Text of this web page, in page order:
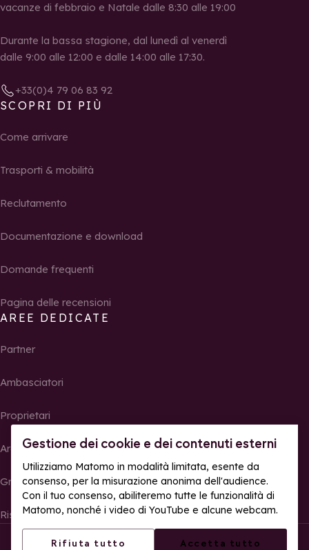
Gestione dei cookie e dei contenuti esterni
Utilizziamo Matomo in modalità limitata, esente da
consenso, per la misurazione anonima dell'audience.
Con il tuo consenso, abiliteremo tutte le funzionalità di
Matomo, nonché i video di YouTube e alcune webcam.
Rifiuta tutto Accetta tutto
vacanze di febbraio e Natale dalle 8:30 alle 19:00
Durante la bassa stagione, dal lunedì al venerdì
dalle 9:00 alle 12:00 e dalle 14:00 alle 17:30.
+33(0)4 79 06 83 92
SCOPRI DI PIÙ
Come arrivare
Trasporti & mobilità
Reclutamento
Documentazione e download
Domande frequenti
Pagina delle recensioni
AREE DEDICATE
Partner
Ambasciatori
Proprietari
Area Stampa
Gruppi, seminari e tour operator
Risultati e foto delle gare
© La Rosière – Tutti i diritti riservati